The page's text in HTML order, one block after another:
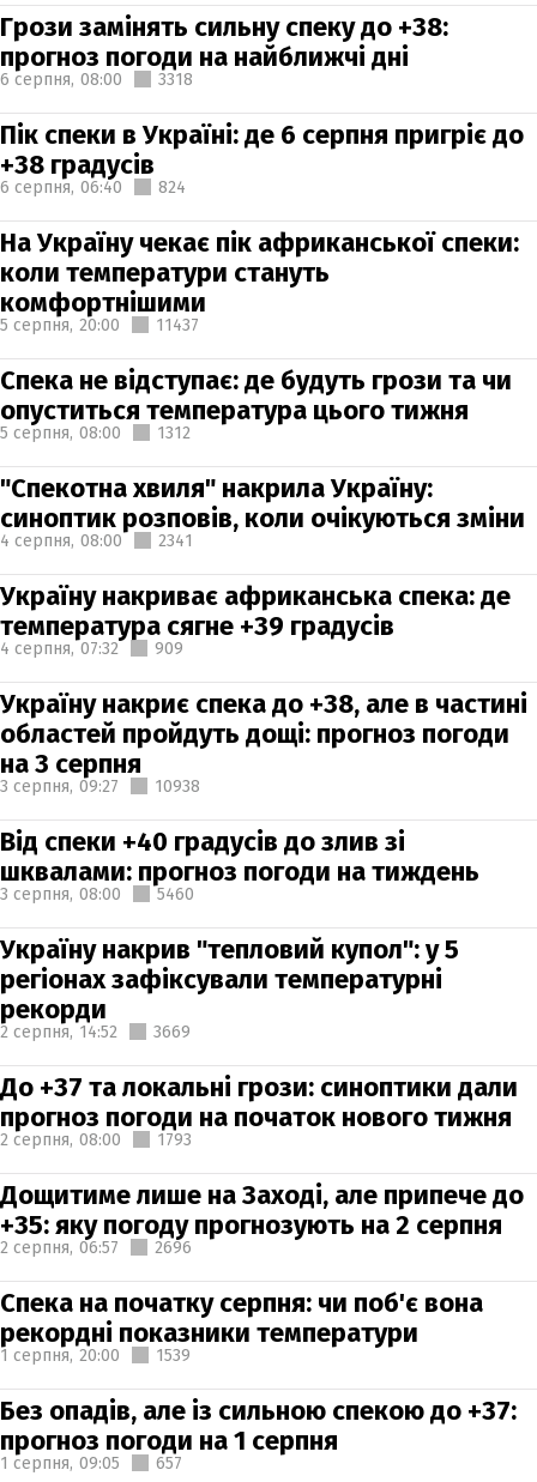
Грози замінять сильну спеку до +38:
прогноз погоди на найближчі дні
6 серпня, 08:00 3318
Пік спеки в Україні: де 6 серпня пригріє до
+38 градусів
6 серпня, 06:40 824
На Україну чекає пік африканської спеки:
коли температури стануть
комфортнішими
5 серпня, 20:00 11437
Спека не відступає: де будуть грози та чи
опуститься температура цього тижня
5 серпня, 08:00 1312
"Спекотна хвиля" накрила Україну:
синоптик розповів, коли очікуються зміни
4 серпня, 08:00 2341
Україну накриває африканська спека: де
температура сягне +39 градусів
4 серпня, 07:32 909
Україну накриє спека до +38, але в частині
областей пройдуть дощі: прогноз погоди
на 3 серпня
3 серпня, 09:27 10938
Від спеки +40 градусів до злив зі
шквалами: прогноз погоди на тиждень
3 серпня, 08:00 5460
Україну накрив "тепловий купол": у 5
регіонах зафіксували температурні
рекорди
2 серпня, 14:52 3669
До +37 та локальні грози: синоптики дали
прогноз погоди на початок нового тижня
2 серпня, 08:00 1793
Дощитиме лише на Заході, але припече до
+35: яку погоду прогнозують на 2 серпня
2 серпня, 06:57 2696
Спека на початку серпня: чи поб'є вона
рекордні показники температури
1 серпня, 20:00 1539
Без опадів, але із сильною спекою до +37:
прогноз погоди на 1 серпня
1 серпня, 09:05 657